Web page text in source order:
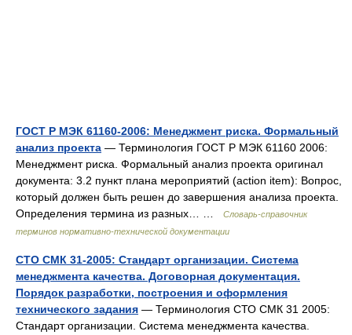
ГОСТ Р МЭК 61160-2006: Менеджмент риска. Формальный
анализ проекта — Терминология ГОСТ Р МЭК 61160 2006:
Менеджмент риска. Формальный анализ проекта оригинал
документа: 3.2 пункт плана мероприятий (action item): Вопрос,
который должен быть решен до завершения анализа проекта.
Определения термина из разных… …
Словарь-справочник
терминов нормативно-технической документации
СТО СМК 31-2005: Стандарт организации. Система
менеджмента качества. Договорная документация.
Порядок разработки, построения и оформления
технического задания — Терминология СТО СМК 31 2005:
Стандарт организации. Система менеджмента качества.